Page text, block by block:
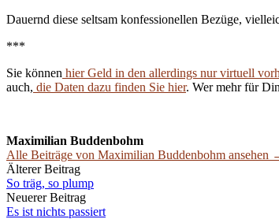
Dauernd diese seltsam konfessionellen Bezüge,
***
Sie können hier Geld in den allerdings nur virtuell
auch, die Daten dazu finden Sie hier. Wer mehr für
Maximilian Buddenbohm
Alle Beiträge von Maximilian Buddenbohm ansehen
Beitrags-
Navigation
Älterer Beitrag
So träg, so plump
Neuerer Beitrag
Es ist nichts passiert